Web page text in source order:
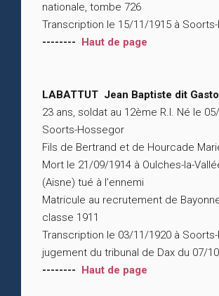
nationale, tombe 726
Transcription le 15/11/1915 à
-------- Haut de page
LABATTUT Jean Baptiste dit
23 ans, soldat au 12ème R.I. Né le
Soorts-Hossegor
Fils de Bertrand et de Hourcade
Mort le 21/09/1914 à Oulches-la-
(Aisne) tué à l’ennemi
Matricule au recrutement de
classe 1911
Transcription le 03/11/1920 à
jugement du tribunal de Dax du 07/
-------- Haut de page